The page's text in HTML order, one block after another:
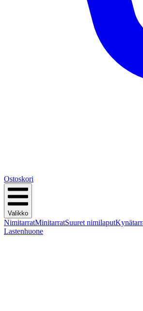
Ostoskori
Valikko
NimitarratMinitarratSuuret nimilaput
Lastenhuone